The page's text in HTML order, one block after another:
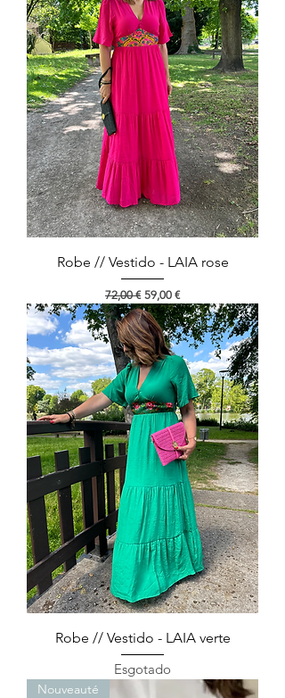
Robe // Vestido - LAIA rose
Preço normal
72,00 € Preço promocional
59,00 €
Robe // Vestido - LAIA verte
Esgotado
Nouveauté